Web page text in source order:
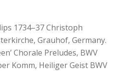
1734–37 Christoph
Grauhof, Germany.
Chorale Preludes, BWV
Komm, Heiliger Geist BWV